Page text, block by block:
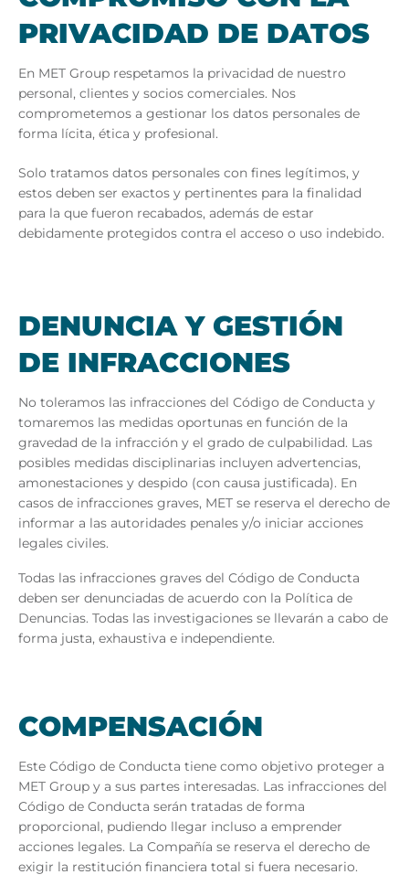
PRI­VA­CI­DAD DE DA­TOS
En MET Group respetamos la privacidad de nuestro
personal, clientes y socios comerciales. Nos
comprometemos a gestionar los datos personales de
forma lícita, ética y profesional.
Solo tratamos datos personales con fines legítimos, y
estos deben ser exactos y pertinentes para la finalidad
para la que fueron recabados, además de estar
debidamente protegidos contra el acceso o uso indebido.
DE­NUN­CIA Y GES­TIÓN
DE IN­FRAC­CIO­NES
No toleramos las infracciones del Código de Conducta y
tomaremos las medidas oportunas en función de la
gravedad de la infracción y el grado de culpabilidad. Las
posibles medidas disciplinarias incluyen advertencias,
amonestaciones y despido (con causa justificada). En
casos de infracciones graves, MET se reserva el derecho de
informar a las autoridades penales y/o iniciar acciones
legales civiles.
Todas las infracciones graves del Código de Conducta
deben ser denunciadas de acuerdo con la Política de
Denuncias. Todas las investigaciones se llevarán a cabo de
forma justa, exhaustiva e independiente.
COM­PEN­SA­CIÓN
Este Código de Conducta tiene como objetivo proteger a
MET Group y a sus partes interesadas. Las infracciones del
Código de Conducta serán tratadas de forma
proporcional, pudiendo llegar incluso a emprender
acciones legales. La Compañía se reserva el derecho de
exigir la restitución financiera total si fuera necesario.